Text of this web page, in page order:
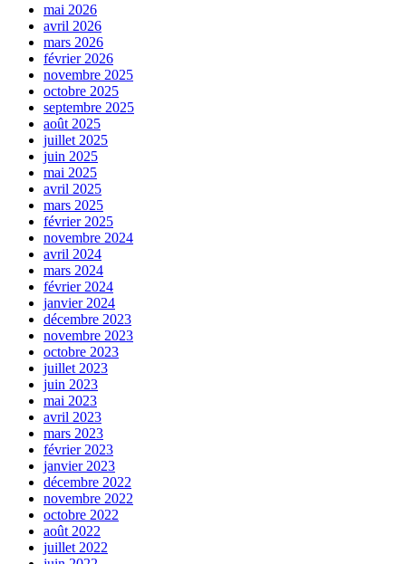
mai 2026
avril 2026
mars 2026
février 2026
novembre 2025
octobre 2025
septembre 2025
août 2025
juillet 2025
juin 2025
mai 2025
avril 2025
mars 2025
février 2025
novembre 2024
avril 2024
mars 2024
février 2024
janvier 2024
décembre 2023
novembre 2023
octobre 2023
juillet 2023
juin 2023
mai 2023
avril 2023
mars 2023
février 2023
janvier 2023
décembre 2022
novembre 2022
octobre 2022
août 2022
juillet 2022